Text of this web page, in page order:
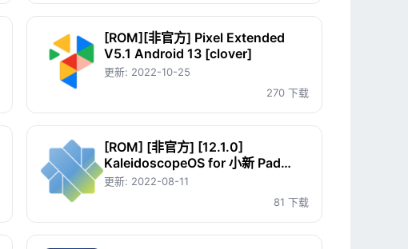
[ROM][非官方] Pixel Extended
V5.1 Android 13 [clover]
更新: 2022-10-25
270 下载
[ROM] [非官方] [12.1.0]
KaleidoscopeOS for 小新 Pad
Plus
更新: 2022-08-11
81 下载